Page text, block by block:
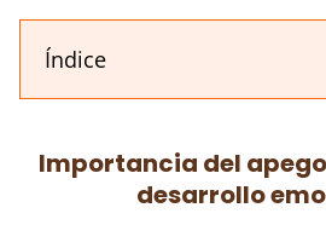
Índice
Importancia del
desarrollo